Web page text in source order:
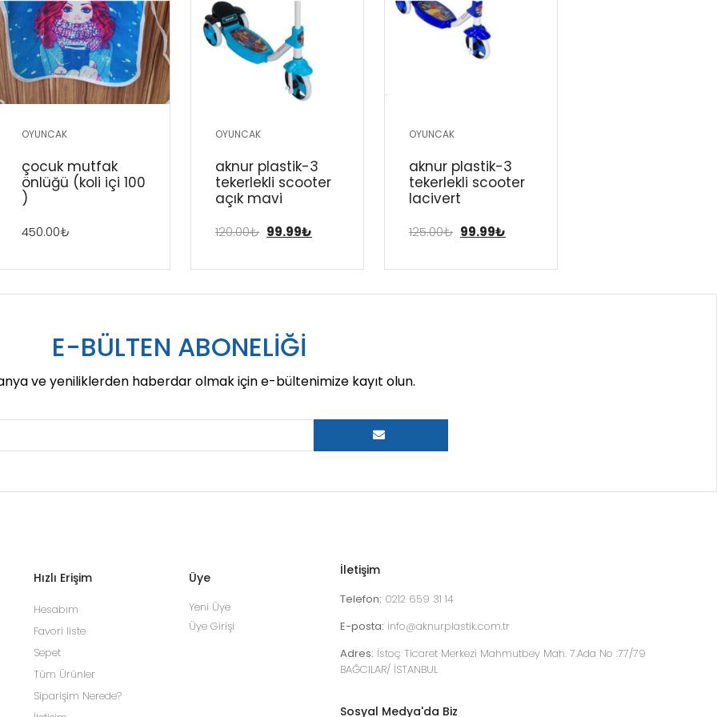
OYUNCAK
çocuk mutfak
önlüğü (koli̇ i̇çi̇ 100
)
450.00₺
OYUNCAK
aknur plasti̇k-3
tekerlekli̇ scooter
açik mavi̇
120.00₺ 99.99₺
OYUNCAK
aknur plasti̇k-3
tekerlekli̇ scooter
laci̇vert
125.00₺ 99.99₺
E-BÜLTEN ABONELİĞİ
ve yeniliklerden haberdar olmak için e-bültenimize kayıt olun.
Hızlı Erişim
Hesabım
Favori liste
Sepet
Tüm Ürünler
Siparişim Nerede?
Üye
Yeni Üye
Üye Girişi
İletişim
Telefon: 0212 659 31 14
E-posta: info@aknurplastik.com.tr
Adres: İstoç Ticaret Merkezi Mahmutbey Mah. 7.Ada No :77/79
BAĞCILAR/ İSTANBUL
Sosyal Medya'da Biz